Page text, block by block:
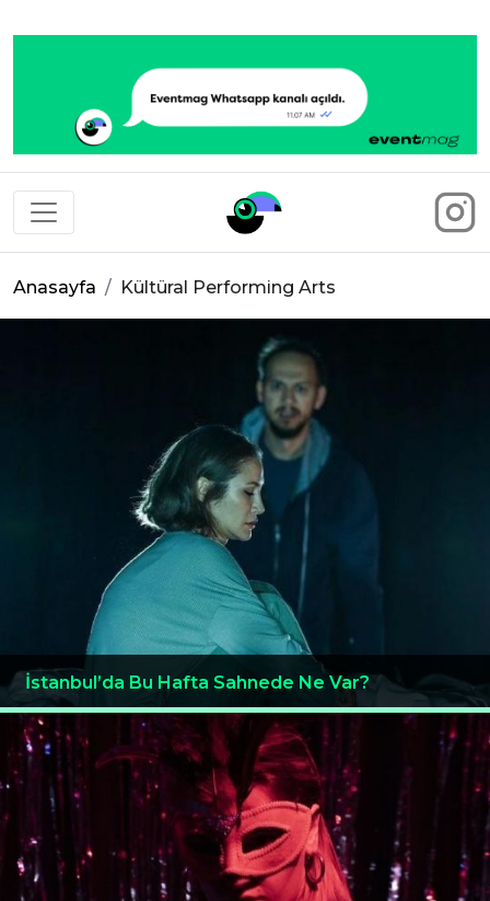
Eventmag
Anasayfa Kültüral Performing Arts
İstanbul’da Bu Hafta Sahnede Ne Var?